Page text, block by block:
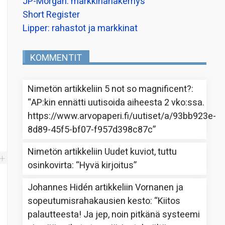
Short Register
Lipper: rahastot ja markkinat
KOMMENTIT
Nimetön artikkeliin 5 not so magnificent?:
“AP:kin ennätti uutisoida aiheesta 2 vko:ssa.
https://www.arvopaperi.fi/uutiset/a/93bb923e-
8d89-45f5-bf07-f957d398c87c”
Nimetön artikkeliin Uudet kuviot, tuttu
osinkovirta: “Hyvä kirjoitus”
Johannes Hidén artikkeliinVornanen ja
sopeutumisrahakausien kesto: “Kiitos
palautteesta! Ja jep, noin pitkänä systeemi